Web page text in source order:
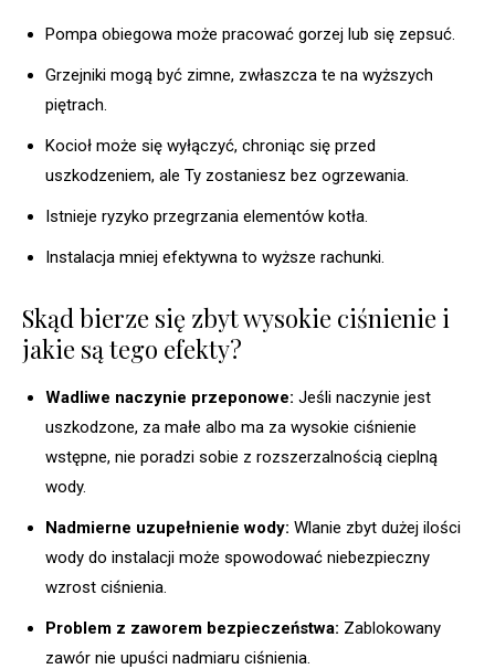
Pompa obiegowa może pracować gorzej lub się zepsuć.
Grzejniki mogą być zimne, zwłaszcza te na wyższych
piętrach.
Kocioł może się wyłączyć, chroniąc się przed
uszkodzeniem, ale Ty zostaniesz bez ogrzewania.
Istnieje ryzyko przegrzania elementów kotła.
Instalacja mniej efektywna to wyższe rachunki.
Skąd bierze się zbyt wysokie ciśnienie i
jakie są tego efekty?
Wadliwe naczynie przeponowe: Jeśli naczynie jest
uszkodzone, za małe albo ma za wysokie ciśnienie
wstępne, nie poradzi sobie z rozszerzalnością cieplną
wody.
Nadmierne uzupełnienie wody: Wlanie zbyt dużej ilości
wody do instalacji może spowodować niebezpieczny
wzrost ciśnienia.
Problem z zaworem bezpieczeństwa: Zablokowany
zawór nie upuści nadmiaru ciśnienia.